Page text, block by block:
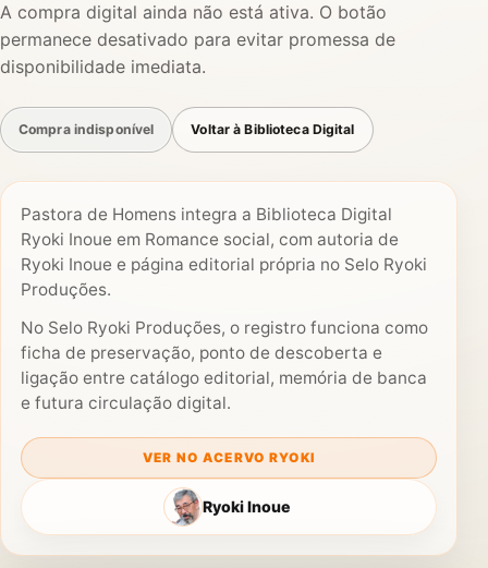
A compra digital ainda não está ativa. O botão
permanece desativado para evitar promessa de
disponibilidade imediata.
Compra indisponível Voltar à Biblioteca Digital
Pastora de Homens integra a Biblioteca Digital
Ryoki Inoue em Romance social, com autoria de
Ryoki Inoue e página editorial própria no Selo Ryoki
Produções.
No Selo Ryoki Produções, o registro funciona como
ficha de preservação, ponto de descoberta e
ligação entre catálogo editorial, memória de banca
e futura circulação digital.
VER NO ACERVO RYOKI
Ryoki Inoue